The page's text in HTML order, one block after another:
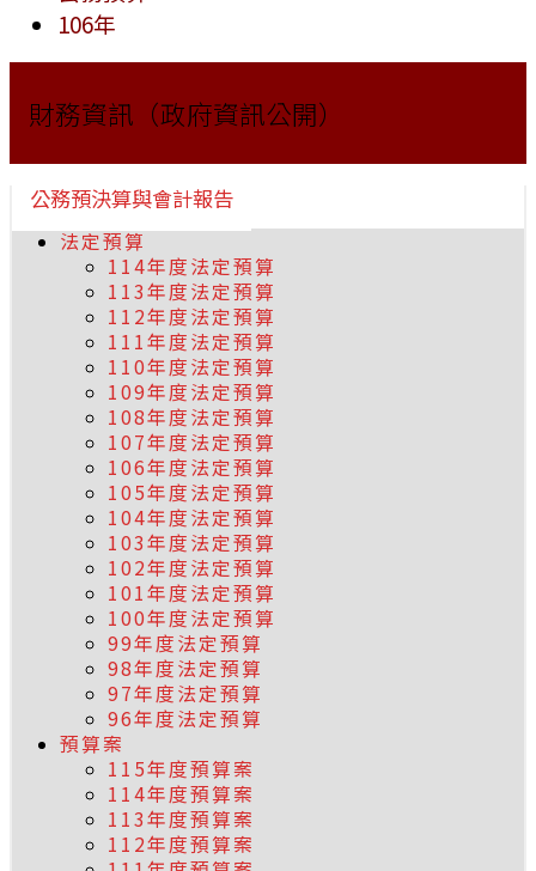
106年
財務資訊（政府資訊公開）
公務預決算與會計報告
法定預算
114年度法定預算
113年度法定預算
112年度法定預算
111年度法定預算
110年度法定預算
109年度法定預算
108年度法定預算
107年度法定預算
106年度法定預算
105年度法定預算
104年度法定預算
103年度法定預算
102年度法定預算
101年度法定預算
100年度法定預算
99年度法定預算
98年度法定預算
97年度法定預算
96年度法定預算
預算案
115年度預算案
114年度預算案
113年度預算案
112年度預算案